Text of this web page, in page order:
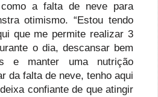
a falta de neve para
otimismo. “Estou tendo
que me permite realizar 3
o dia, descansar bem
e manter uma nutrição
da falta de neve, tenho aqui
confiante de que atingir